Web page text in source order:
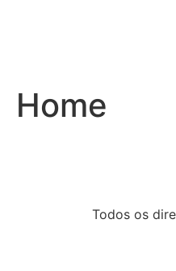
Home
Todos os